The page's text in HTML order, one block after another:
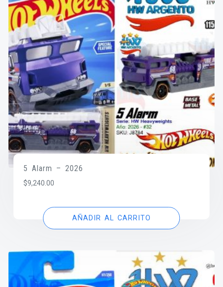
5 Alarm – 2026
$9,240.00
AÑADIR AL CARRITO